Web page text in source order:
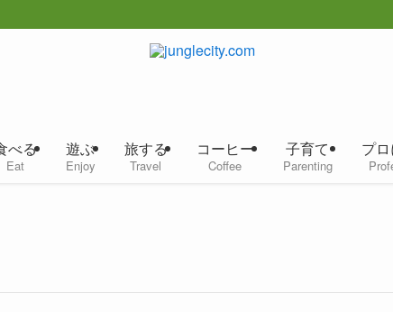
べる
Eat
遊ぶ
Enjoy
旅する
Travel
コーヒー
Coffee
子育て
Parenting
プ